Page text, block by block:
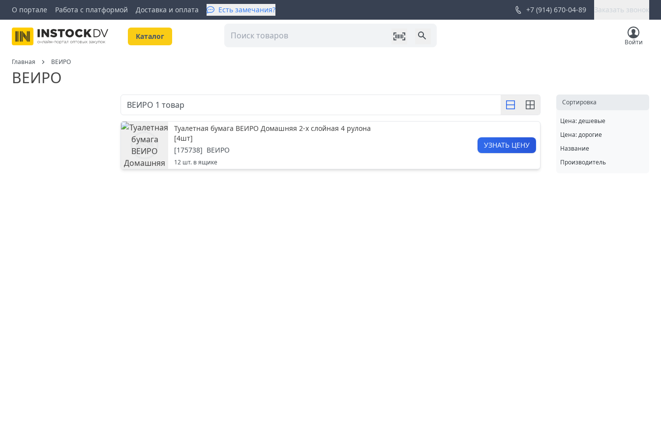
О портале Работа с платформой Доставка и оплата Есть замечания? +7 (914) 670-04-89 Заказать звонок
Kаталог
Войти
Главная ВЕИРО
ВЕИРО
ВЕИРО 1 товар
Туалетная бумага ВЕИРО Домашняя 2-х слойная 4 рулона
[4шт]
[175738] ВЕИРО
12 шт. в ящике
УЗНАТЬ ЦЕНУ
Cортировка
Цена: дешевые
Цена: дорогие
Название
Производитель